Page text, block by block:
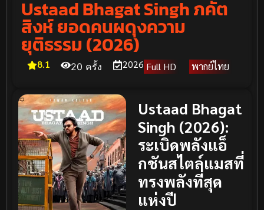
Ustaad Bhagat Singh ภคัต
สิงห์ ยอดคนผดุงความ
ยุติธรรม (2026)
8.1 20 ครั้ง 2026 Full HD พากย์ไทย
Ustaad Bhagat
Singh (2026):
ระเบิดพลังแอ็
กชันสไตล์แมสที่
ทรงพลังที่สุด
แห่งปี